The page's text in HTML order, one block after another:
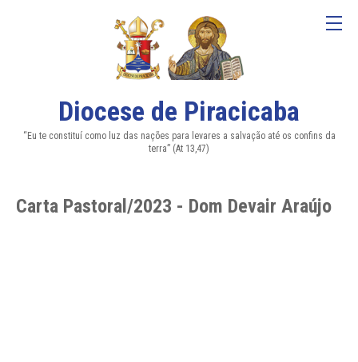
Diocese de Piracicaba
“Eu te constituí como luz das nações para levares a salvação até os confins da
terra” (At 13,47)
Carta Pastoral/2023 - Dom Devair Araújo